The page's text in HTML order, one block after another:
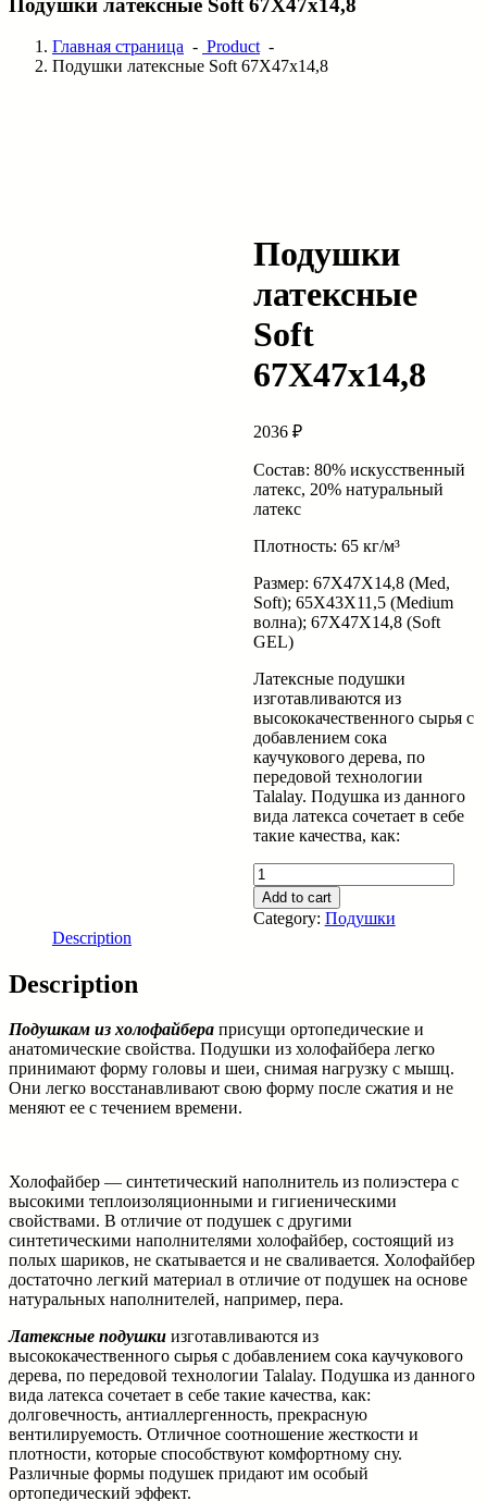
Подушки латексные Soft 67X47x14,8
Главная страница - Product-
Подушки латексные Soft 67X47x14,8
Подушки
латексные
Soft
67X47x14,8
2036 ₽
Состав: 80% искусственный
латекс, 20% натуральный
латекс
Плотность: 65 кг/м³
Размер: 67Х47Х14,8 (Med,
Soft); 65Х43Х11,5 (Medium
волна); 67Х47Х14,8 (Soft
GEL)
Латексные подушки
изготавливаются из
высококачественного сырья с
добавлением сока
каучукового дерева, по
передовой технологии
Talalay. Подушка из данного
вида латекса сочетает в себе
такие качества, как:
Подушки
латексные
Soft
67X47x14,8
Add to cart
Category: Подушки
Description
Description
Подушкам из холофайбера присущи ортопедические и
анатомические свойства. Подушки из холофайбера легко
принимают форму головы и шеи, снимая нагрузку с мышц.
Они легко восстанавливают свою форму после сжатия и не
меняют ее с течением времени.
Холофайбер — синтетический наполнитель из полиэстера с
высокими теплоизоляционными и гигиеническими
свойствами. В отличие от подушек с другими
синтетическими наполнителями холофайбер, состоящий из
полых шариков, не скатывается и не сваливается. Холофайбер
достаточно легкий материал в отличие от подушек на основе
натуральных наполнителей, например, пера.
Латексные подушки изготавливаются из
высококачественного сырья с добавлением сока каучукового
дерева, по передовой технологии Talalay. Подушка из данного
вида латекса сочетает в себе такие качества, как:
долговечность, антиаллергенность, прекрасную
вентилируемость. Отличное соотношение жесткости и
плотности, которые способствуют комфортному сну.
Различные формы подушек придают им особый
ортопедический эффект.